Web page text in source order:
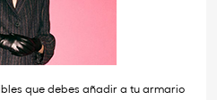
que debes añadir a tu armario